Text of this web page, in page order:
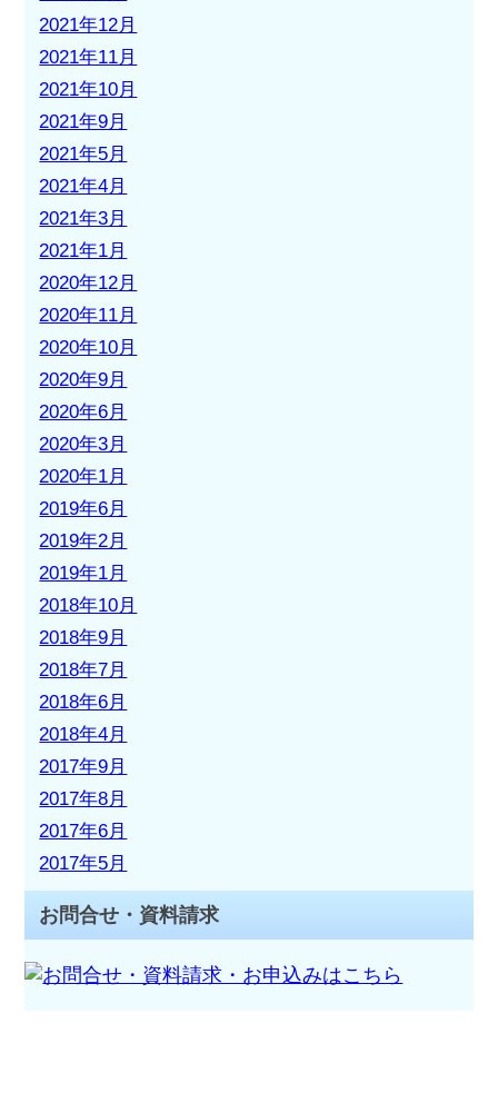
2021年12月
2021年11月
2021年10月
2021年9月
2021年5月
2021年4月
2021年3月
2021年1月
2020年12月
2020年11月
2020年10月
2020年9月
2020年6月
2020年3月
2020年1月
2019年6月
2019年2月
2019年1月
2018年10月
2018年9月
2018年7月
2018年6月
2018年4月
2017年9月
2017年8月
2017年6月
2017年5月
お問合せ・資料請求